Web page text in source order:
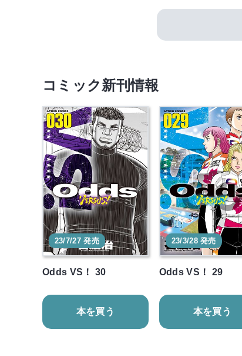
コミック新刊情報
23/7/27 発売
Odds VS！ 30
本を買う
23/3/28 発売
Odds VS！ 29
本を買う